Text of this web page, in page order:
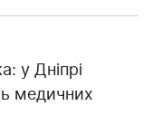
у Дніпрі
медичних